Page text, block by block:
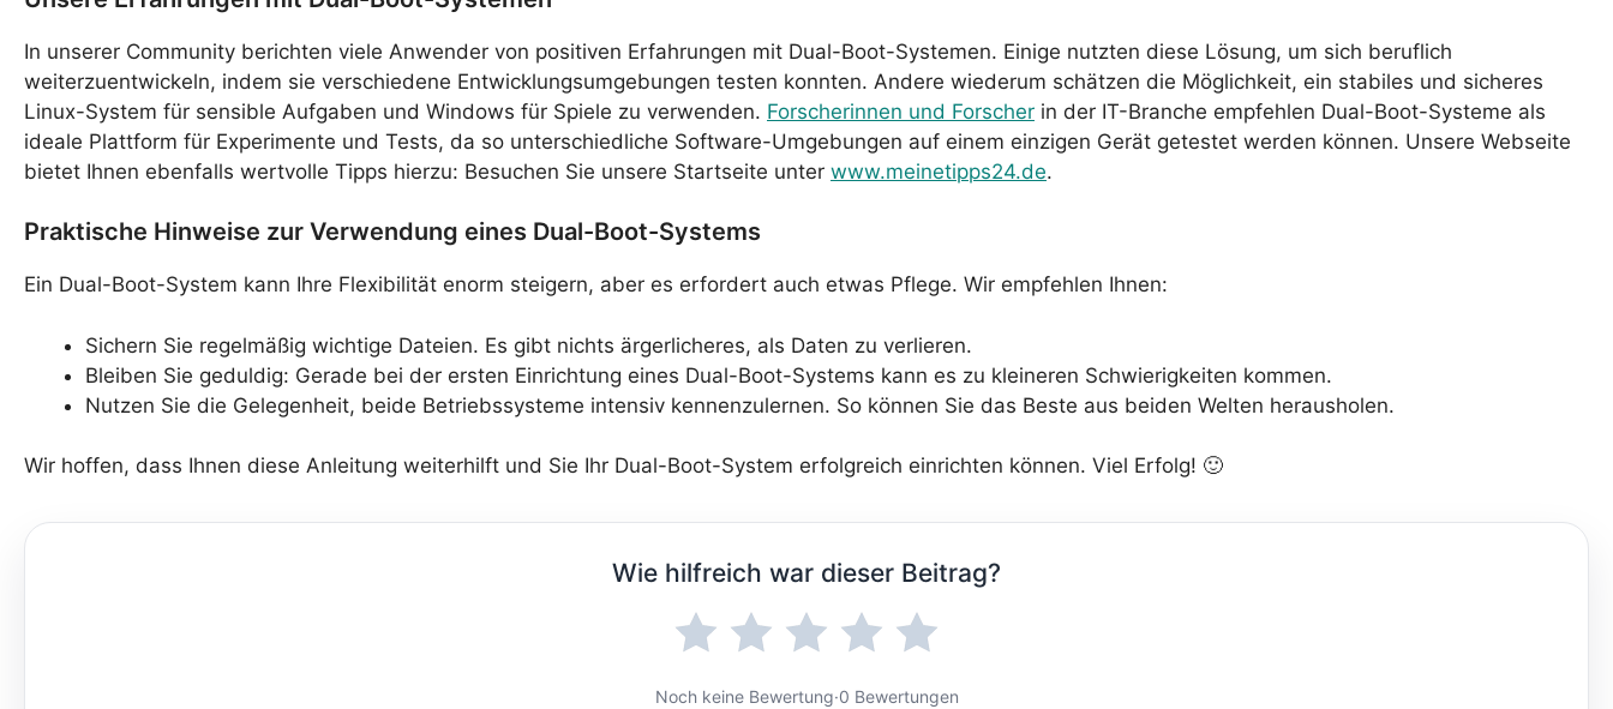
In unserer Community berichten viele Anwender von positiven Erfahrungen mit Dual-Boot-Systemen. Einige nutzten diese Lösung, um sich beruflich
weiterzuentwickeln, indem sie verschiedene Entwicklungsumgebungen testen konnten. Andere wiederum schätzen die Möglichkeit, ein stabiles und sicheres
Linux-System für sensible Aufgaben und Windows für Spiele zu verwenden. Forscherinnen und Forscher in der IT-Branche empfehlen Dual-Boot-Systeme als
ideale Plattform für Experimente und Tests, da so unterschiedliche Software-Umgebungen auf einem einzigen Gerät getestet werden können. Unsere Webseite
bietet Ihnen ebenfalls wertvolle Tipps hierzu: Besuchen Sie unsere Startseite unter www.meinetipps24.de.
Praktische Hinweise zur Verwendung eines Dual-Boot-Systems
Ein Dual-Boot-System kann Ihre Flexibilität enorm steigern, aber es erfordert auch etwas Pflege. Wir empfehlen Ihnen:
Sichern Sie regelmäßig wichtige Dateien. Es gibt nichts ärgerlicheres, als Daten zu verlieren.
Bleiben Sie geduldig: Gerade bei der ersten Einrichtung eines Dual-Boot-Systems kann es zu kleineren Schwierigkeiten kommen.
Nutzen Sie die Gelegenheit, beide Betriebssysteme intensiv kennenzulernen. So können Sie das Beste aus beiden Welten herausholen.
Wir hoffen, dass Ihnen diese Anleitung weiterhilft und Sie Ihr Dual-Boot-System erfolgreich einrichten können. Viel Erfolg! 🙂
Wie hilfreich war dieser Beitrag?
Noch keine Bewertung·0 Bewertungen